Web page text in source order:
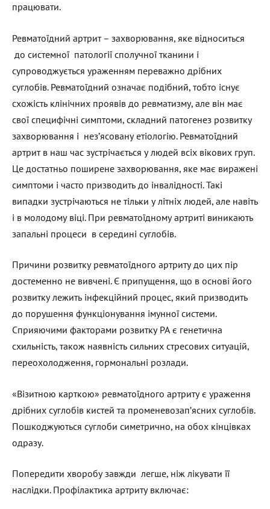
працювати.
Ревматоїдний артрит – захворювання, яке відноситься
до системної патології сполучної тканини і
супроводжується ураженням переважно дрібних
суглобів. Ревматоїдний означає подібний, тобто існує
схожість клінічних проявів до ревматизму, але він має
свої специфічні симптоми, складний патогенез розвитку
захворювання і нез’ясовану етіологію. Ревматоїдний
артрит в наш час зустрічається у людей всіх вікових груп.
Це достатньо поширене захворювання, яке має виражені
симптоми і часто призводить до інвалідності. Такі
випадки зустрічаються не тільки у літніх людей, але навіть
і в молодому віці. При ревматоїдному артриті виникають
запальні процеси в середині суглобів.
Причини розвитку ревматоїдного артриту до цих пір
достеменно не вивчені. Є припущення, що в основі його
розвитку лежить інфекційний процес, який призводить
до порушення функціонування імунної системи.
Сприяючими факторами розвитку РА є генетична
схильність, також наявність сильних стресових ситуацій,
переохолодження, гормональні розлади.
«Візитною карткою» ревматоїдного артриту є ураження
дрібних суглобів кистей та променевозап’ясних суглобів.
Пошкоджуються суглоби симетрично, на обох кінцівках
одразу.
Попередити хворобу завжди легше, ніж лікувати її
наслідки. Профілактика артриту включає: